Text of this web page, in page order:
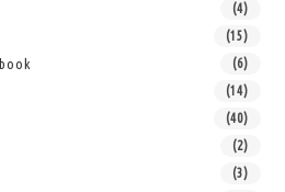
(4)
(15)
(6)
(14)
(40)
(2)
(3)